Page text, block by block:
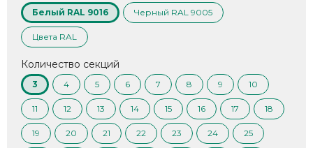
Белый RAL 9016 Черный RAL 9005
Цвета RAL
Количество секций
3 4 5 6 7 8 9 10
11 12 13 14 15 16 17 18
19 20 21 22 23 24 25